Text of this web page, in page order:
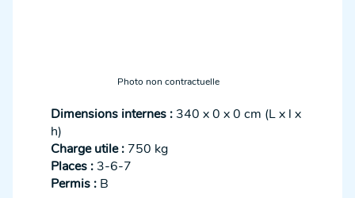
Photo non contractuelle
Dimensions internes : 340 x 0 x 0 cm (L x l x
h)
Charge utile : 750 kg
Places : 3-6-7
Permis : B